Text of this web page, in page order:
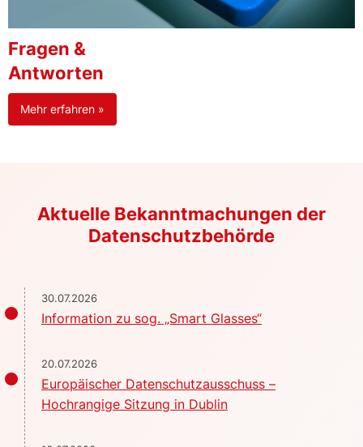
Fragen &
Antworten
Mehr erfahren »
Aktuelle Bekanntmachungen der
Datenschutzbehörde
30.07.2026
Information zu sog. „Smart Glasses“
20.07.2026
Europäischer Datenschutzausschuss –
Hochrangige Sitzung in Dublin